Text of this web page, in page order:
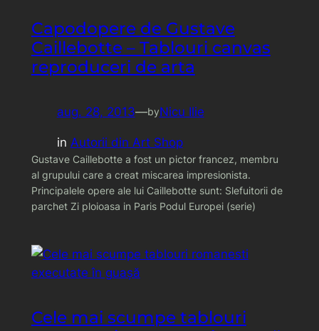
Capodopere de Gustave
Caillebotte – Tablouri canvas
reproduceri de arta
aug. 28, 2013—byNicu Ilie
in Autorii din Art Shop
Gustave Caillebotte a fost un pictor francez, membru
al grupului care a creat miscarea impresionista.
Principalele opere ale lui Caillebotte sunt: Slefuitorii de
parchet Zi ploioasa in Paris Podul Europei (serie)
Cele mai scumpe tablouri